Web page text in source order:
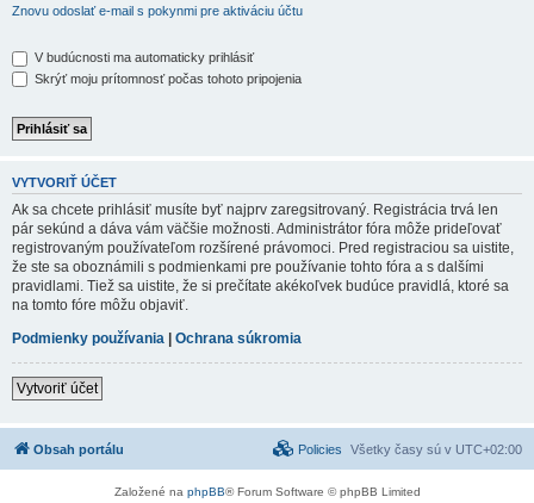
Znovu odoslať e-mail s pokynmi pre aktiváciu účtu
V budúcnosti ma automaticky prihlásiť
Skrýť moju prítomnosť počas tohoto pripojenia
VYTVORIŤ ÚČET
Ak sa chcete prihlásiť musíte byť najprv zaregsitrovaný. Registrácia trvá len
pár sekúnd a dáva vám väčšie možnosti. Administrátor fóra môže prideľovať
registrovaným používateľom rozšírené právomoci. Pred registraciou sa uistite,
že ste sa oboznámili s podmienkami pre používanie tohto fóra a s dalšími
pravidlami. Tiež sa uistite, že si prečítate akékoľvek budúce pravidlá, ktoré sa
na tomto fóre môžu objaviť.
Podmienky používania | Ochrana súkromia
Vytvoriť účet
Obsah portálu Všetky časy sú v UTC+02:00
Policies
Založené na phpBB® Forum Software © phpBB Limited